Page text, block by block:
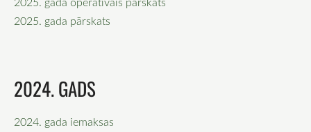
2025. gada pārskats
2024. GADS
2024. gada iemaksas